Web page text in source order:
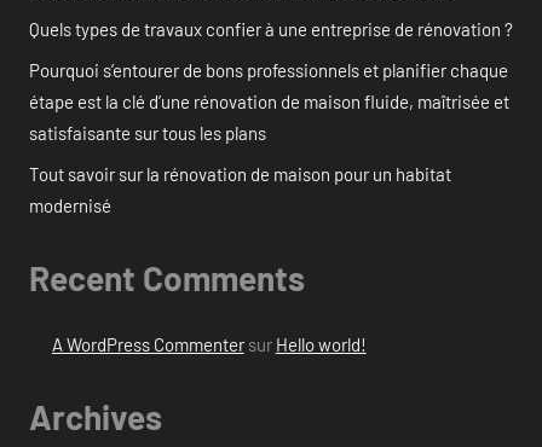
Quels types de travaux confier à une entreprise de rénovation ?
Pourquoi s’entourer de bons professionnels et planifier chaque
étape est la clé d’une rénovation de maison fluide, maîtrisée et
satisfaisante sur tous les plans
Tout savoir sur la rénovation de maison pour un habitat
modernisé
Recent Comments
A WordPress Commentersur Hello world!
Archives